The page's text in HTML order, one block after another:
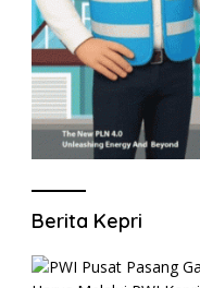
Berita Kepri